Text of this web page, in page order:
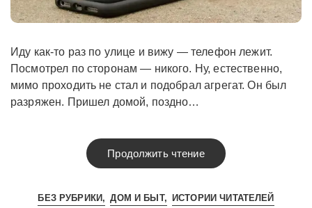
Иду как-то раз по улице и вижу — телефон лежит.
Посмотрел по сторонам — никого. Ну, естественно,
мимо проходить не стал и подобрал агрегат. Он был
разряжен. Пришел домой, поздно…
Продолжить чтение
БЕЗ РУБРИКИ ДОМ И БЫТ ИСТОРИИ ЧИТАТЕЛЕЙ